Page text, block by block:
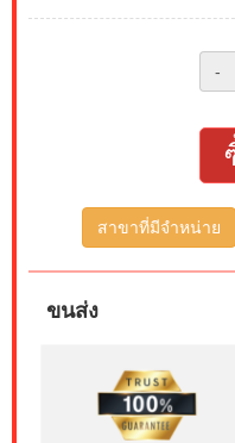
-
สาขาที่มีจำหน่าย
ขนส่ง